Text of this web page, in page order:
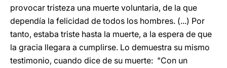
provocar tristeza una muerte voluntaria, de la que
dependía la felicidad de todos los hombres. (...) Por
tanto, estaba triste hasta la muerte, a la espera de que
la gracia llegara a cumplirse. Lo demuestra su mismo
testimonio, cuando dice de su muerte: "Con un